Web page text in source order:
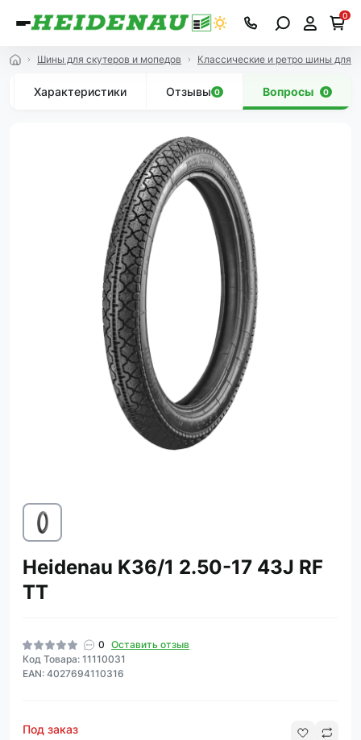
0
Шины для скутеров и мопедов Классические и ретро шины для
Характеристики Отзывы 0 Вопросы 0
Heidenau K36/1 2.50-17 43J RF
TT
0 Оставить отзыв
Код Товара: 11110031
EAN: 4027694110316
Под заказ